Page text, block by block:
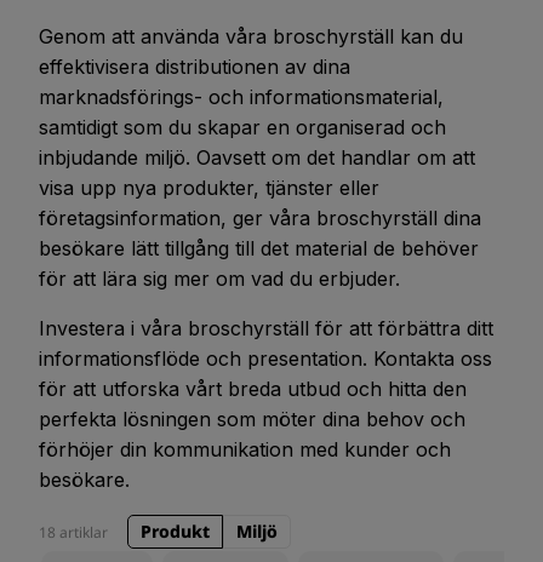
Genom att använda våra broschyrställ kan du
effektivisera distributionen av dina
marknadsförings- och informationsmaterial,
samtidigt som du skapar en organiserad och
inbjudande miljö. Oavsett om det handlar om att
visa upp nya produkter, tjänster eller
företagsinformation, ger våra broschyrställ dina
besökare lätt tillgång till det material de behöver
för att lära sig mer om vad du erbjuder.
Investera i våra broschyrställ för att förbättra ditt
informationsflöde och presentation. Kontakta oss
för att utforska vårt breda utbud och hitta den
perfekta lösningen som möter dina behov och
förhöjer din kommunikation med kunder och
besökare.
18 artiklar Produkt Miljö